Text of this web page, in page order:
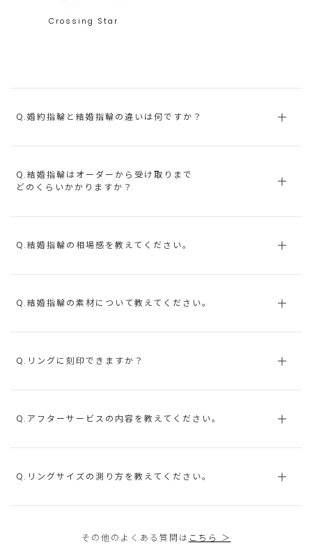
Crossing Star
Q.婚約指輪と結婚指輪の違いは何ですか？
Q.結婚指輪はオーダーから受け取りまで
どのくらいかかりますか？
Q.結婚指輪の相場感を教えてください。
Q.結婚指輪の素材について教えてください。
Q.リングに刻印できますか？
Q.アフターサービスの内容を教えてください。
Q.リングサイズの測り方を教えてください。
その他のよくある質問は こちら ＞